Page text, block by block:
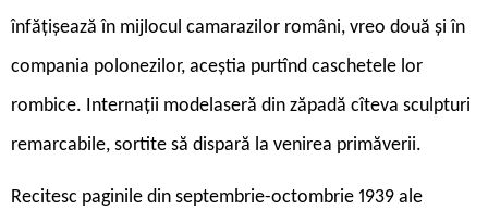
înfățișează în mijlocul camarazilor români, vreo două și în
compania polonezilor, aceștia purtînd caschetele lor
rombice. Internații modelaseră din zăpadă cîteva sculpturi
remarcabile, sortite să dispară la venirea primăverii.
Recitesc paginile din septembrie-octombrie 1939 ale